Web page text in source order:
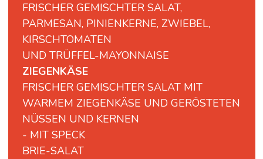
FRISCHER GEMISCHTER SALAT,
PARMESAN, PINIENKERNE, ZWIEBEL,
KIRSCHTOMATEN
UND TRÜFFEL-MAYONNAISE
ZIEGENKÄSE
FRISCHER GEMISCHTER SALAT MIT
WARMEM ZIEGENKÄSE UND GERÖSTETEN
NÜSSEN UND KERNEN
- MIT SPECK
BRIE-SALAT